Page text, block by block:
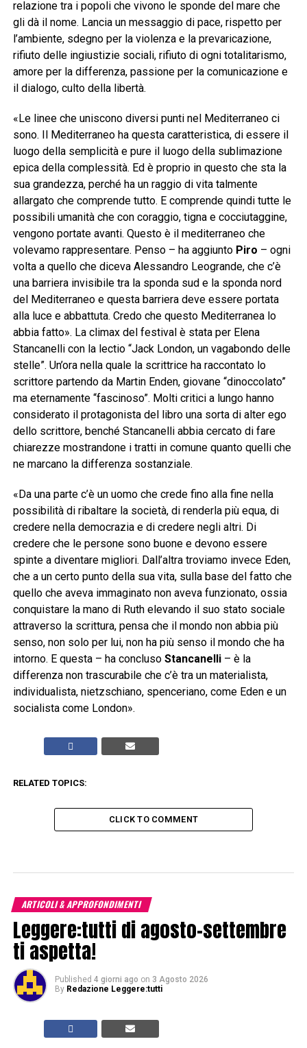
relazione tra i popoli che vivono le sponde del mare che
gli dà il nome. Lancia un messaggio di pace, rispetto per
l’ambiente, sdegno per la violenza e la prevaricazione,
rifiuto delle ingiustizie sociali, rifiuto di ogni totalitarismo,
amore per la differenza, passione per la comunicazione e
il dialogo, culto della libertà.
«Le linee che uniscono diversi punti nel Mediterraneo ci
sono. Il Mediterraneo ha questa caratteristica, di essere il
luogo della semplicità e pure il luogo della sublimazione
epica della complessità. Ed è proprio in questo che sta la
sua grandezza, perché ha un raggio di vita talmente
allargato che comprende tutto. E comprende quindi tutte le
possibili umanità che con coraggio, tigna e cocciutaggine,
vengono portate avanti. Questo è il mediterraneo che
volevamo rappresentare. Penso – ha aggiunto Piro – ogni
volta a quello che diceva Alessandro Leogrande, che c’è
una barriera invisibile tra la sponda sud e la sponda nord
del Mediterraneo e questa barriera deve essere portata
alla luce e abbattuta. Credo che questo Mediterranea lo
abbia fatto». La climax del festival è stata per Elena
Stancanelli con la lectio “Jack London, un vagabondo delle
stelle”. Un’ora nella quale la scrittrice ha raccontato lo
scrittore partendo da Martin Enden, giovane “dinoccolato”
ma eternamente “fascinoso”. Molti critici a lungo hanno
considerato il protagonista del libro una sorta di alter ego
dello scrittore, benché Stancanelli abbia cercato di fare
chiarezze mostrandone i tratti in comune quanto quelli che
ne marcano la differenza sostanziale.
«Da una parte c’è un uomo che crede fino alla fine nella
possibilità di ribaltare la società, di renderla più equa, di
credere nella democrazia e di credere negli altri. Di
credere che le persone sono buone e devono essere
spinte a diventare migliori. Dall’altra troviamo invece Eden,
che a un certo punto della sua vita, sulla base del fatto che
quello che aveva immaginato non aveva funzionato, ossia
conquistare la mano di Ruth elevando il suo stato sociale
attraverso la scrittura, pensa che il mondo non abbia più
senso, non solo per lui, non ha più senso il mondo che ha
intorno. E questa – ha concluso Stancanelli– è la
differenza non trascurabile che c’è tra un materialista,
individualista, nietzschiano, spenceriano, come Eden e un
socialista come London».
RELATED TOPICS:
CLICK TO COMMENT
ARTICOLI & APPROFONDIMENTI
Leggere:tutti di agosto-settembre
ti aspetta!
Published 4 giorni ago on 3 Agosto 2026
By Redazione Leggere:tutti